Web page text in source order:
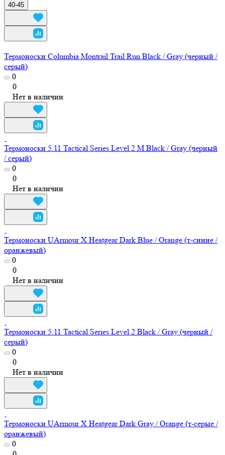
40-45
Термоноски Columbia Montrail Trail Run Black / Gray (черный /
серый)
0
0
Нет в наличии
Термоноски 5.11 Tactical Series Level 2 М Black / Gray (черный
/ серый)
0
0
Нет в наличии
Термоноски UArmour X Heatgear Dark Blue / Orange (т-синие /
оранжевый)
0
0
Нет в наличии
Термоноски 5.11 Tactical Series Level 2 Black / Gray (черный /
серый)
0
0
Нет в наличии
Термоноски UArmour X Heatgear Dark Gray / Orange (т-серые /
оранжевый)
0